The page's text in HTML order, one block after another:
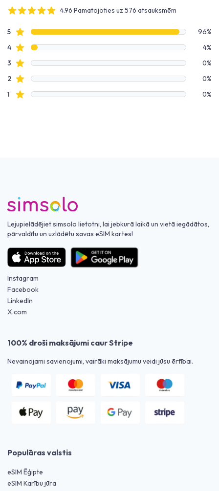
4.96 Pamatojoties uz 576 atsauksmēm
Atsauksmju dati
5Zvaigžņu atsauksmes
96%
4Zvaigžņu atsauksmes
4%
3 Zvaigžņu atsauksmes
0%
2Zvaigžņu atsauksmes
0%
1 Zvaigžņu atsauksmes 0%
Lejupielādējiet simsolo lietotni, lai jebkurā laikā un vietā iegādātos,
pārvaldītu un uzlādētu savas eSIM kartes!
Instagram
Facebook
LinkedIn
X.com
100% droši maksājumi caur Stripe
Nevainojami savienojumi, vairāki maksājumu veidi jūsu ērtībai.
Populāras valstis
eSIM Ēģipte
eSIM Karību jūra